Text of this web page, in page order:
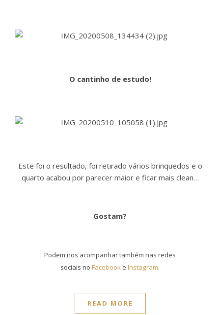
O cantinho de estudo!
Este foi o resultado, foi retirado vários brinquedos e o
quarto acabou por parecer maior e ficar mais clean…
Gostam?
Podem nos acompanhar também nas redes
sociais no Facebooke Instagram.
READ MORE